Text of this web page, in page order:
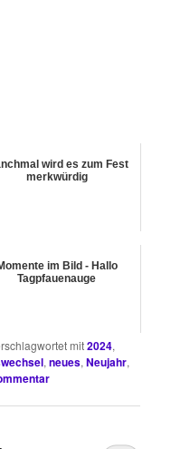
wird es zum Fest
merkwürdig
im Bild - Hallo
Tagpfauenauge
mit2024,
,neues,Neujahr,